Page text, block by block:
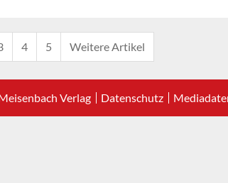
4 5 Weitere Artikel
Verlag Datenschutz